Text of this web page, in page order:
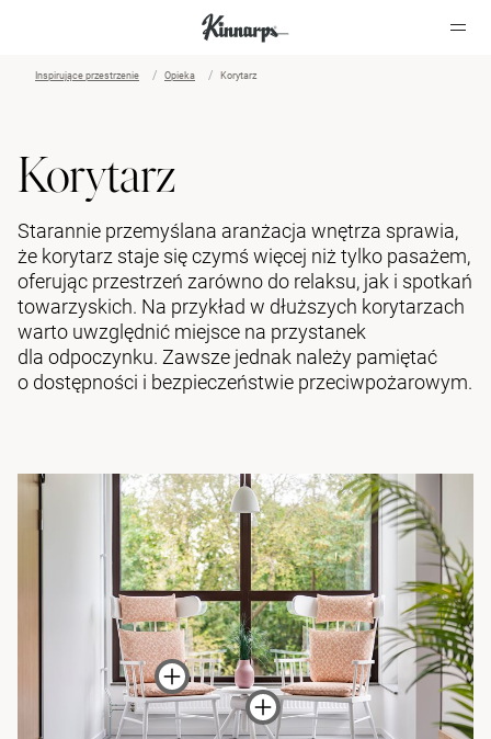
Inspirujące przestrzenie Opieka Korytarz
Korytarz
Starannie przemyślana aranżacja wnętrza sprawia,
że korytarz staje się czymś więcej niż tylko pasażem,
oferując przestrzeń zarówno do relaksu, jak i spotkań
towarzyskich. Na przykład w dłuższych korytarzach
warto uwzględnić miejsce na przystanek
dla odpoczynku. Zawsze jednak należy pamiętać
o dostępności i bezpieczeństwie przeciwpożarowym.